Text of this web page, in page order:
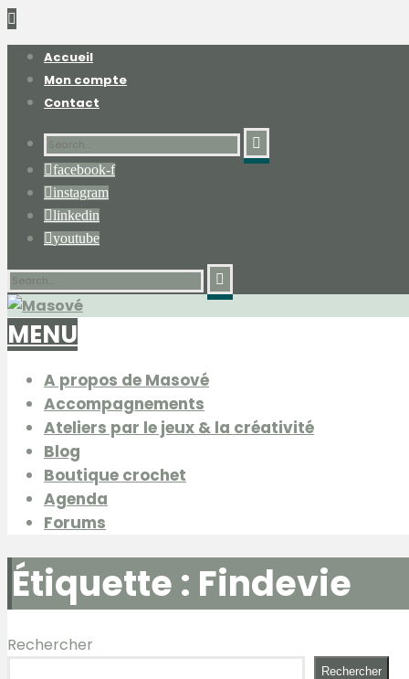
Accueil
Mon compte
Contact
facebook-f
instagram
linkedin
youtube
MENU
A propos de Masové
Accompagnements
Ateliers par le jeux & la créativité
Blog
Boutique crochet
Agenda
Forums
Étiquette : Findevie
Rechercher
Rechercher